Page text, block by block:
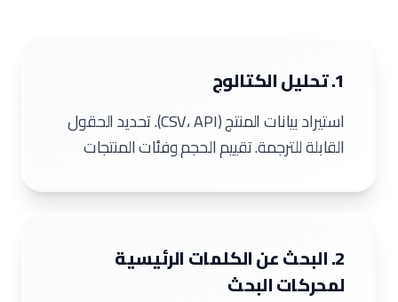
1. تحليل الكتالوج
استيراد بيانات المنتج (CSV، API). تحديد الحقول
القابلة للترجمة. تقييم الحجم وفئات المنتجات
2. البحث عن الكلمات الرئيسية
لمحركات البحث